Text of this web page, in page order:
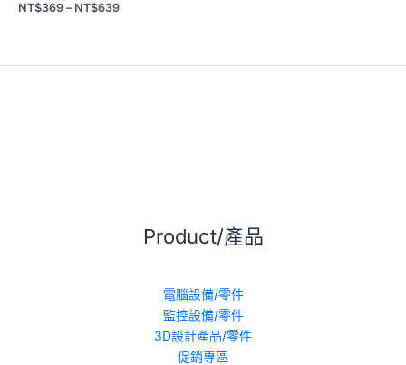
NT$369 – NT$639
Product/產品
電腦設備/零件
監控設備/零件
3D設計產品/零件
促銷專區